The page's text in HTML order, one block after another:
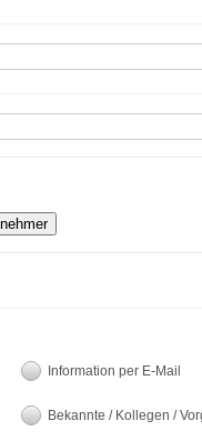
Information per E-Mail
Bekannte / Kollegen /